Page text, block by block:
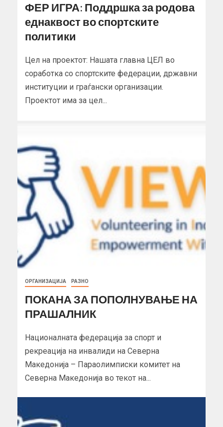
ФЕР ИГРА: Поддршка за родова
еднаквост во спортските
политики
Цел на проектот: Нашата главна ЦЕЛ во
соработка со спортските федерации, државни
институции и граѓански организации.
Проектот има за цел...
ОРГАНИЗАЦИЈА РАЗНО
ПОКАНА ЗА ПОПОЛНУВАЊЕ НА
ПРАШАЛНИК
Националната федерација за спорт и
рекреација на инвалиди на Северна
Македонија – Параолимписки комитет на
Северна Македонија во текот на...